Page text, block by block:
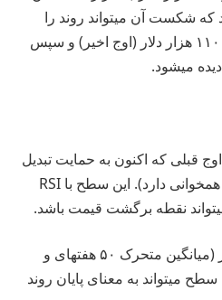
دارد که شکست آن میتواند روند را
خنثی کند. مقاومت فوری در ۱۱۰ هزار دلار (اوج اخیر) و سپس
(اوج قبلی که اکنون به حمایت تبدیل
شده و با خط افقی در چارت همخوانی دارد). این سطح با RSI
۱۰۰ هزار دلار (میانگین متحرک ۵۰ هفتهای و
میتواند به معنای پایان روند